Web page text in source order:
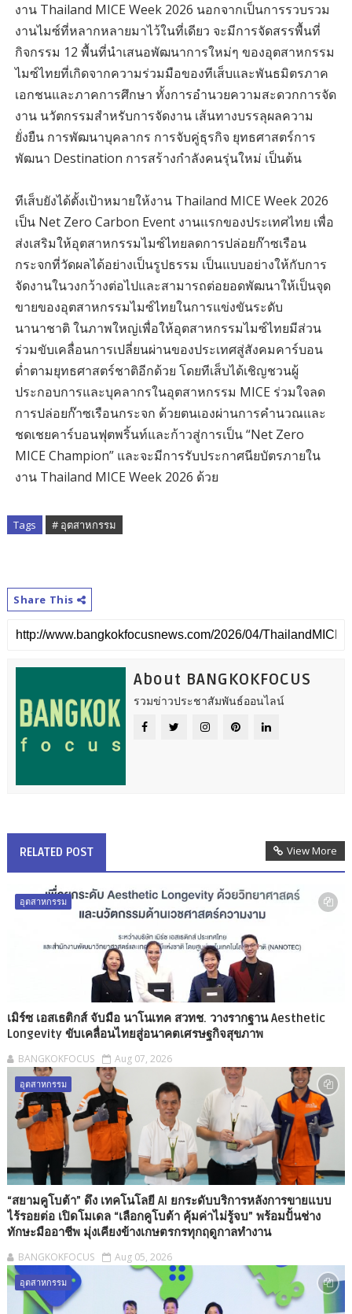
งาน Thailand MICE Week 2026 นอกจากเป็นการรวบรวม
งานไมซ์ที่หลากหลายมาไว้ในที่เดียว จะมีการจัดสรรพื้นที่
กิจกรรม 12 พื้นที่นำเสนอพัฒนาการใหม่ๆ ของอุตสาหกรรม
ไมซ์ไทยที่เกิดจากความร่วมมือของทีเส็บและพันธมิตรภาค
เอกชนและภาคการศึกษา ทั้งการอำนวยความสะดวกการจัด
งาน นวัตกรรมสำหรับการจัดงาน เส้นทางบรรลุผลความ
ยั่งยืน การพัฒนาบุคลากร การจับคู่ธุรกิจ ยุทธศาสตร์การ
พัฒนา Destination การสร้างกำลังคนรุ่นใหม่ เป็นต้น
ทีเส็บยังได้ตั้งเป้าหมายให้งาน Thailand MICE Week 2026
เป็น Net Zero Carbon Event งานแรกของประเทศไทย เพื่อ
ส่งเสริมให้อุตสาหกรรมไมซ์ไทยลดการปล่อยก๊าซเรือน
กระจกที่วัดผลได้อย่างเป็นรูปธรรม เป็นแบบอย่างให้กับการ
จัดงานในวงกว้างต่อไปและสามารถต่อยอดพัฒนาให้เป็นจุด
ขายของอุตสาหกรรมไมซ์ไทยในการแข่งขันระดับ
นานาชาติ ในภาพใหญ่เพื่อให้อุตสาหกรรมไมซ์ไทยมีส่วน
ร่วมขับเคลื่อนการเปลี่ยนผ่านของประเทศสู่สังคมคาร์บอน
ต่ำตามยุทธศาสตร์ชาติอีกด้วย โดยทีเส็บได้เชิญชวนผู้
ประกอบการและบุคลากรในอุตสาหกรรม MICE ร่วมใจลด
การปล่อยก๊าซเรือนกระจก ด้วยตนเองผ่านการคำนวณและ
ชดเชยคาร์บอนฟุตพริ้นท์และก้าวสู่การเป็น “Net Zero
MICE Champion” และจะมีการรับประกาศนียบัตรภายใน
งาน Thailand MICE Week 2026 ด้วย
Tags # อุตสาหกรรม
Share This
About BANGKOKFOCUS
รวมข่าวประชาสัมพันธ์ออนไลน์
RELATED POST View More
อุตสาหกรรม
เมิร์ซ เอสเธติกส์ จับมือ นาโนเทค สวทช. วางรากฐาน Aesthetic
Longevity ขับเคลื่อนไทยสู่อนาคตเศรษฐกิจสุขภาพ
BANGKOKFOCUS Aug 07, 2026
อุตสาหกรรม
“สยามคูโบต้า” ดึง เทคโนโลยี AI ยกระดับบริการหลังการขายแบบ
ไร้รอยต่อ เปิดโมเดล “เลือกคูโบต้า คุ้มค่าไม่รู้จบ” พร้อมปั้นช่าง
ทักษะมืออาชีพ มุ่งเคียงข้างเกษตรกรทุกฤดูกาลทำงาน
BANGKOKFOCUS Aug 05, 2026
อุตสาหกรรม